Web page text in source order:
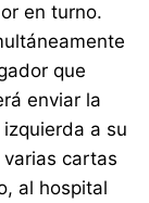
en turno.
que
enviar la
a su
cartas
al hospital